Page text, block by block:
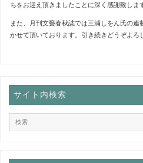
ちをお迎え頂きましたことに深く感謝致しま
また、月刊文藝春秋誌では三浦しをん氏の
かせて頂いております。引き続きどうぞよろ
サイト内検索